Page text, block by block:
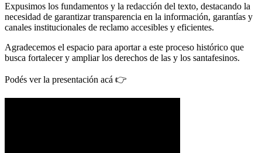
Expusimos los fundamentos y la redacción del texto, destacando la
necesidad de garantizar transparencia en la información, garantías y
canales institucionales de reclamo accesibles y eficientes.
Agradecemos el espacio para aportar a este proceso histórico que
busca fortalecer y ampliar los derechos de las y los santafesinos.
Podés ver la presentación acá 👉